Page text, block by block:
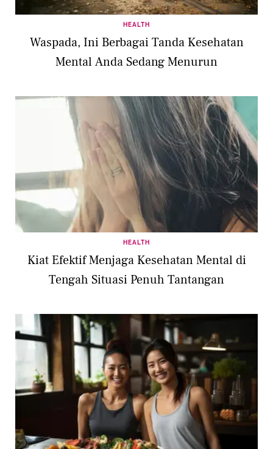
HEALTH
Waspada, Ini Berbagai Tanda Kesehatan
Mental Anda Sedang Menurun
HEALTH
Kiat Efektif Menjaga Kesehatan Mental di
Tengah Situasi Penuh Tantangan